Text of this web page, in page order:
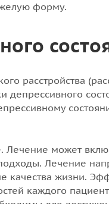
форму.
расстройства
депрессивного
Лечение может
Лечение
качества жизни.
каждого